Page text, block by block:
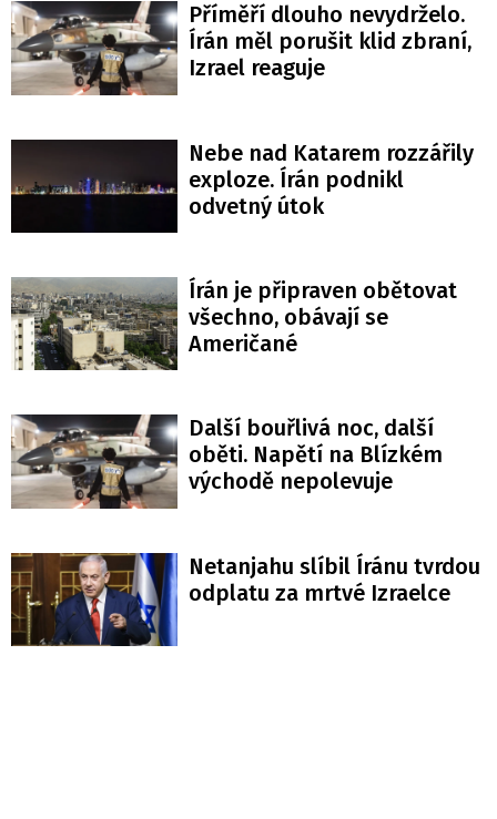
Příměří dlouho nevydrželo.
Írán měl porušit klid zbraní,
Izrael reaguje
Nebe nad Katarem rozzářily
exploze. Írán podnikl
odvetný útok
Írán je připraven obětovat
všechno, obávají se
Američané
Další bouřlivá noc, další
oběti. Napětí na Blízkém
východě nepolevuje
Netanjahu slíbil Íránu tvrdou
odplatu za mrtvé Izraelce